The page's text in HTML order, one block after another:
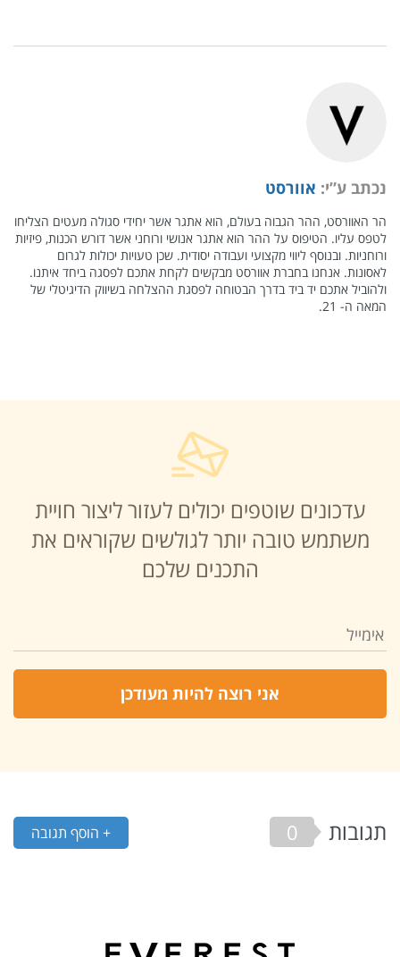
נכתב ע”י: אוורסט
הר האוורסט, ההר הגבוה בעולם, הוא אתגר אשר יחידי סגולה מעטים הצליחו
לטפס עליו. הטיפוס על ההר הוא אתגר אנושי ורוחני אשר דורש הכנות, פיזיות
ורוחניות. ובנוסף ליווי מקצועי ועבודה יסודית. שכן טעויות יכולות לגרום
לאסונות. אנחנו בחברת אוורסט מבקשים לקחת אתכם לפסגה ביחד איתנו.
ולהוביל אתכם יד ביד בדרך הבטוחה לפסגת ההצלחה בשיווק הדיגיטלי של
המאה ה- 21.
עדכונים שוטפים יכולים לעזור ליצור חויית
משתמש טובה יותר לגולשים שקוראים את
התכנים שלכם
תגובות 0 + הוסף תגובה